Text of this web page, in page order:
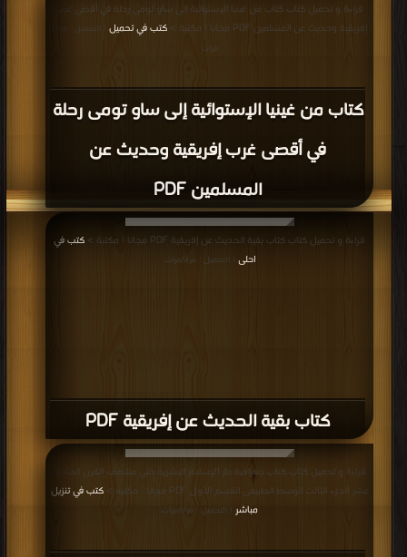
كتاب من غينيا الإستوائية إلى ساو تومى رحلة
في أقصى غرب إفريقية وحديث عن
المسلمين PDF
قراءة و تحميل كتاب كتاب من غينيا الإستوائية إلى ساو تومى رحلة في أقصى غرب
إفريقية وحديث عن المسلمين PDF مجانا | مكتبة >
كتب في تحميل
| التحميل : مرة/
مرات
كتاب بقية الحديث عن إفريقية PDF
قراءة و تحميل كتاب كتاب بقية الحديث عن إفريقية PDF مجانا | مكتبة >
كتب في
احلى
| التحميل : مرة/مرات
قراءة و تحميل كتاب كتاب جغرافية دار الإسلام البشرية حتى منتصف القرن الحادى
عشر الجزء الثالث الوسط الطبيعى القسم الأول PDF مجانا | مكتبة >
كتب في تنزيل
مباشر | التحميل : مرة/مرات